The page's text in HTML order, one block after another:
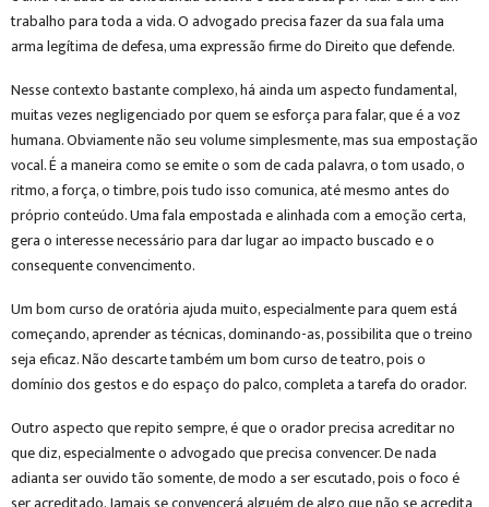
trabalho para toda a vida. O advogado precisa fazer da sua fala uma
arma legítima de defesa, uma expressão firme do Direito que defende.
Nesse contexto bastante complexo, há ainda um aspecto fundamental,
muitas vezes negligenciado por quem se esforça para falar, que é a voz
humana. Obviamente não seu volume simplesmente, mas sua empostação
vocal. É a maneira como se emite o som de cada palavra, o tom usado, o
ritmo, a força, o timbre, pois tudo isso comunica, até mesmo antes do
próprio conteúdo. Uma fala empostada e alinhada com a emoção certa,
gera o interesse necessário para dar lugar ao impacto buscado e o
consequente convencimento.
Um bom curso de oratória ajuda muito, especialmente para quem está
começando, aprender as técnicas, dominando-as, possibilita que o treino
seja eficaz. Não descarte também um bom curso de teatro, pois o
domínio dos gestos e do espaço do palco, completa a tarefa do orador.
Outro aspecto que repito sempre, é que o orador precisa acreditar no
que diz, especialmente o advogado que precisa convencer. De nada
adianta ser ouvido tão somente, de modo a ser escutado, pois o foco é